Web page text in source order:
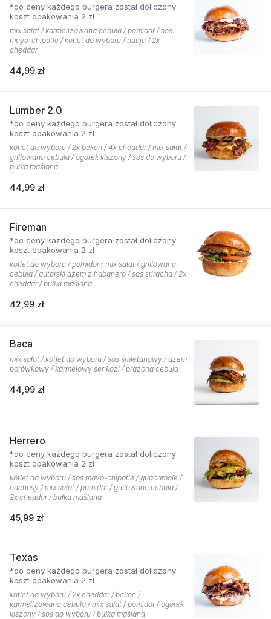
*do ceny każdego burgera został doliczony
koszt opakowania 2 zł
mix sałat / karmelizowana cebula / pomidor / sos
mayo-chipotle / kotlet do wyboru / nduja / 2x
cheddar
44,99 zł
Lumber 2.0
*do ceny każdego burgera został doliczony
koszt opakowania 2 zł
kotlet do wyboru / 2x bekon / 4x cheddar / mix sałat /
grillowana cebula / ogórek kiszony / sos do wyboru /
bułka maślana
44,99 zł
Fireman
*do ceny każdego burgera został doliczony
koszt opakowania 2 zł
kotlet do wyboru / pomidor / mix sałat / grillowana
cebula / autorski dżem z habanero / sos sriracha / 2x
cheddar / bułka maślana
42,99 zł
Baca
mix sałat / kotlet do wyboru / sos śmietanowy / dżem
borówkowy / karmelowy ser kozi / prażona cebula
44,99 zł
Herrero
*do ceny każdego burgera został doliczony
koszt opakowania 2 zł
kotlet do wyboru / sos mayo-chipotle / guacamole /
nachosy / mix sałat / pomidor / grillowana cebula /
2x cheddar / bułka maślana
45,99 zł
Texas
*do ceny każdego burgera został doliczony
koszt opakowania 2 zł
kotlet do wyboru / 2x cheddar / bekon /
karmelizowana cebula / mix sałat / pomidor / ogórek
kiszony / sos do wyboru / bułka maślana